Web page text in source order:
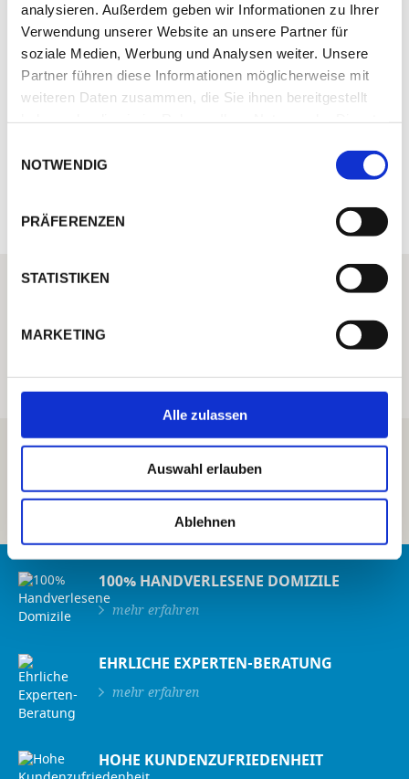
analysieren. Außerdem geben wir Informationen zu Ihrer
Verwendung unserer Website an unsere Partner für
soziale Medien, Werbung und Analysen weiter. Unsere
Partner führen diese Informationen möglicherweise mit
weiteren Daten zusammen, die Sie ihnen bereitgestellt
NOTWENDIG
PRÄFERENZEN
STATISTIKEN
MARKETING
Alle zulassen
Auswahl erlauben
Ablehnen
Einkaufen und Restaurants: Fertilia 6 km, Alghero 10 km;
zusätzlich Einkaufsmöglichkeiten in Guardia Grande und
S. Maria Palma, jeweils 2 km
Nächstgelegener Strand: 5 km
BEWERTUNGEN
ICH HELFE IHNEN GERNE WEITER
“ Ferienhaus mit viel Privatsphäre
im Nordwesten Sardiniens ”
100% HANDVERLESENE DOMIZILE
mehr erfahren
EHRLICHE EXPERTEN-BERATUNG
mehr erfahren
HOHE KUNDENZUFRIEDENHEIT